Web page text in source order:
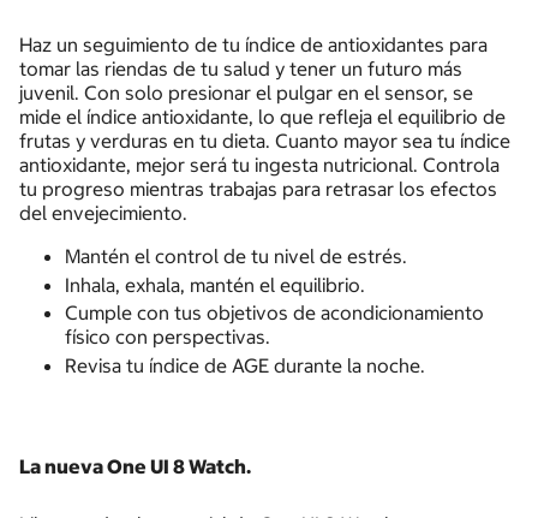
Haz un seguimiento de tu índice de antioxidantes para
tomar las riendas de tu salud y tener un futuro más
juvenil. Con solo presionar el pulgar en el sensor, se
mide el índice antioxidante, lo que refleja el equilibrio de
frutas y verduras en tu dieta. Cuanto mayor sea tu índice
antioxidante, mejor será tu ingesta nutricional. Controla
tu progreso mientras trabajas para retrasar los efectos
del envejecimiento.
Mantén el control de tu nivel de estrés.
Inhala, exhala, mantén el equilibrio.
Cumple con tus objetivos de acondicionamiento
físico con perspectivas.
Revisa tu índice de AGE durante la noche.
La nueva One UI 8 Watch.